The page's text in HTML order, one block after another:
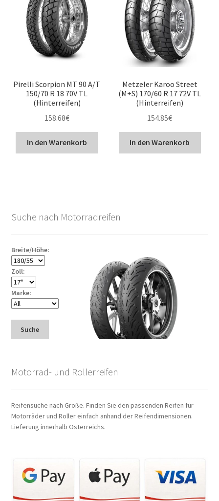
Pirelli Scorpion MT 90 A/T
150/70 R 18 70V TL
(Hinterreifen)
158.68€
In den Warenkorb
Metzeler Karoo Street
(M+S) 170/60 R 17 72V TL
(Hinterreifen)
154.85€
In den Warenkorb
Suche nach Motorradreifen
Breite/Höhe:
Zoll:
Marke:
Suche
Motorrad- und Rollerreifen
Reifensuche nach Größe. Finden Sie den passenden Reifen für
Motorräder und Roller einfach anhand der Reifendimensionen.
Lieferung innerhalb Österreichs.